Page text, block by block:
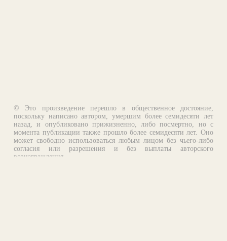
© Это произведение перешло в общественное достояние,
поскольку написано автором, умершим более семидесяти лет
назад, и опубликовано прижизненно, либо посмертно, но с
момента публикации также прошло более семидесяти лет. Оно
может свободно использоваться любым лицом без чьего-либо
согласия или разрешения и без выплаты авторского
вознаграждения.